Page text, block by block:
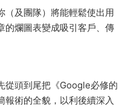
（及團隊）將能輕鬆使出用
的爛圖表變成吸引客戶、傳
從頭到尾把《Google必修的
報術的全貌，以利後續深入